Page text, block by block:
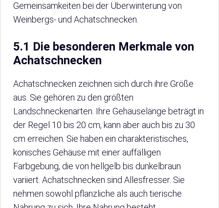
Gemeinsamkeiten bei der Überwinterung von
Weinbergs- und Achatschnecken.
5.1 Die besonderen Merkmale von
Achatschnecken
Achatschnecken zeichnen sich durch ihre Größe
aus. Sie gehören zu den größten
Landschneckenarten. Ihre Gehäuselänge beträgt in
der Regel 10 bis 20 cm, kann aber auch bis zu 30
cm erreichen. Sie haben ein charakteristisches,
konisches Gehäuse mit einer auffälligen
Farbgebung, die von hellgelb bis dunkelbraun
variiert. Achatschnecken sind Allesfresser. Sie
nehmen sowohl pflanzliche als auch tierische